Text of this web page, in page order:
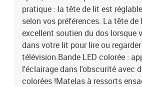
pratique : la tête de lit est
selon vos préférences. La tête
excellent soutien du dos lorsque
dans votre lit pour lire ou
télévision.Bande LED colorée :
l'éclairage dans l'obscurité avec
colorées !Matelas à ressorts